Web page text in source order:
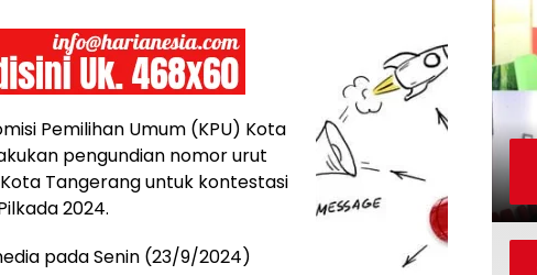
Pemilihan Umum (KPU) Kota
pengundian nomor urut
Tangerang untuk kontestasi
2024.
pada Senin (23/9/2024)